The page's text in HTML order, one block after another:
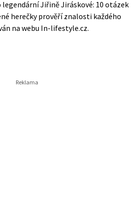
legendární Jiřině Jiráskové: 10 otázek
herečky prověří znalosti každého
na webu In-lifestyle.cz.